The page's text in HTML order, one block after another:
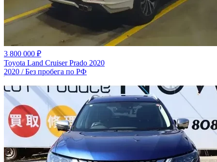
3 800 000 ₽
Toyota Land Cruiser Prado 2020
2020 / Без пробега по РФ